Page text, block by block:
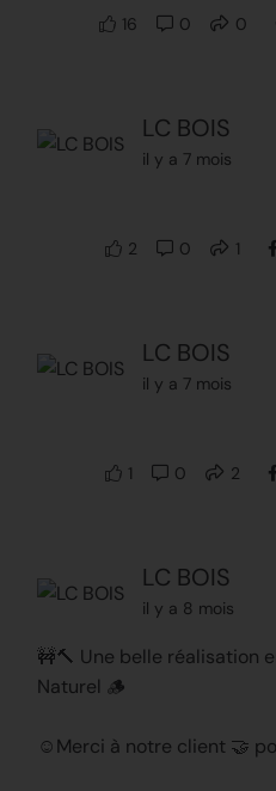
16 0 0
LC BOIS
il y a 7 mois
2 0 1
LC BOIS
il y a 7 mois
1 0 2
LC BOIS
il y a 8 mois
🚧🔨 Une belle réalisation
Naturel 🪵
☺️Merci à notre client 🤝